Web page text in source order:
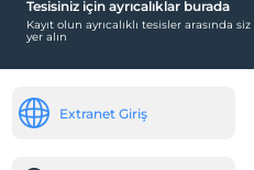
Ulaşım
Hastaneye kolay ulaşım
Tesisiniz için ayrıcalıklar burada
Kayıt olun ayrıcalıklı tesisler arasında
yer alın
Extranet Giriş